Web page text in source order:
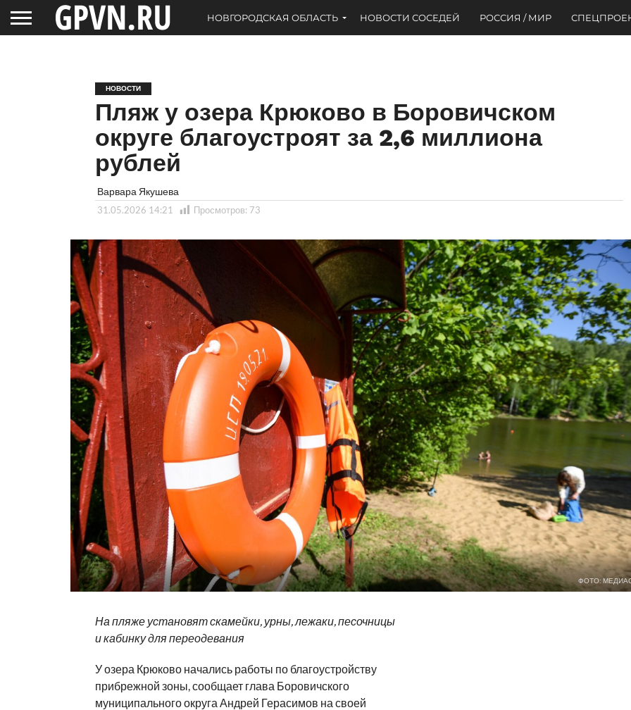
НОВГОРОДСКАЯ ОБЛАСТЬ НОВОСТИ СОСЕДЕЙ РОССИЯ / МИР
НОВОСТИ
Пляж у озера Крюково в Боровичском
округе благоустроят за 2,6 миллиона
рублей
Варвара Якушева
31.05.2026 14:21 Просмотров: 73
ФОТО:
На пляже установят скамейки, урны, лежаки, песочницы
и кабинку для переодевания
У озера Крюково начались работы по благоустройству
прибрежной зоны, сообщает глава Боровичского
муниципального округа Андрей Герасимов на своей